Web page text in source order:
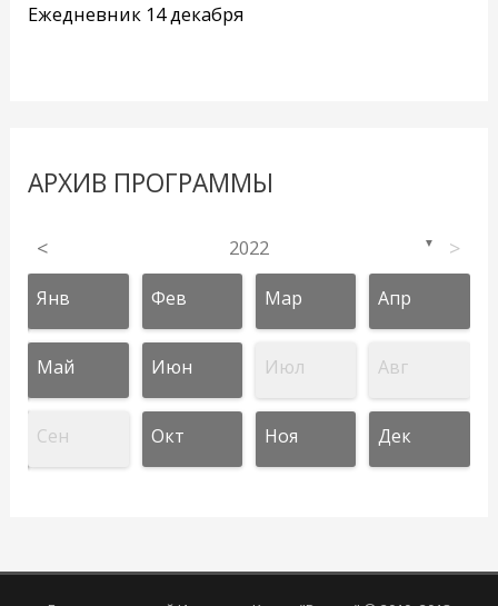
Ежедневник 14 декабря
АРХИВ ПРОГРАММЫ
< 2022 ▼ >
Янв Фев Мар Апр
Май Июн Июл Авг
Сен Окт Ноя Дек